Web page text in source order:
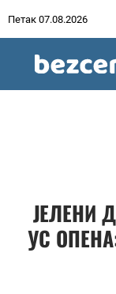
Петак 07.08.2026
ЈЕЛЕНИ
УС